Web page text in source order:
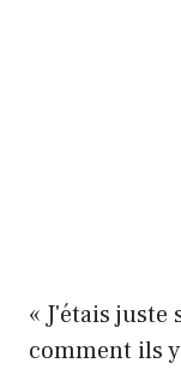
« J'étais
comment ils